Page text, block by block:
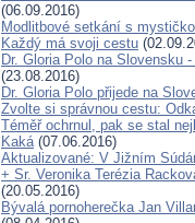
(06.09.2016)
Modlitbové setkání s
Každý má svoji cestu
Dr. Gloria Polo na Slovensku
(23.08.2016)
Dr. Gloria Polo přijede na
Zvolte si správnou cestu:
Téměř ochrnul, pak se stal
Kaká(07.06.2016)
Aktualizované: V Jižním
+ Sr. Veronika Terézia
(20.05.2016)
Bývalá pornoherečka Jan